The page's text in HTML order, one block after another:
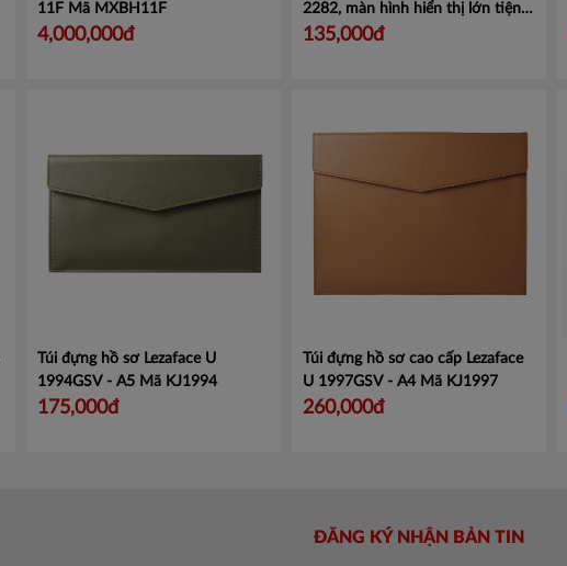
11F Mã MXBH11F
4,000,000đ
2282, màn hình hiển thị lớn tiện
lợi.Mã CMCS2282
135,000đ
Túi đựng hồ sơ Lezaface U
1994GSV - A5 Mã KJ1994
175,000đ
Túi đựng hồ sơ cao cấp Lezaface
U 1997GSV - A4 Mã KJ1997
260,000đ
ĐĂNG KÝ NHẬN BẢN TIN